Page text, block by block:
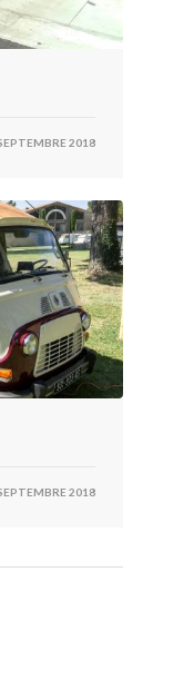
2018
2018